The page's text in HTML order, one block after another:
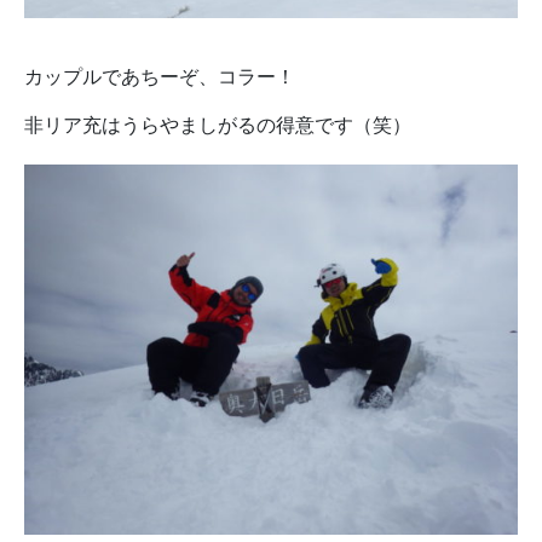
カップルであちーぞ、コラー！
非リア充はうらやましがるの得意です（笑）